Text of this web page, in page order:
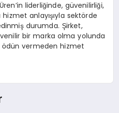
liderliğinde, güvenilirliği,
anlayışıyla sektörde
durumda. Şirket,
bir marka olma yolunda
ödün vermeden hizmet